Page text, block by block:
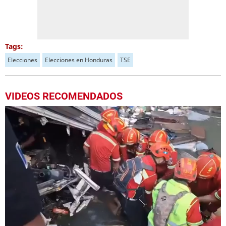
Tags:
Elecciones Elecciones en Honduras TSE
VIDEOS RECOMENDADOS